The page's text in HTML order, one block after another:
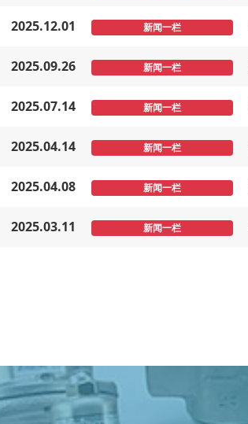
2025.12.01 新闻一栏
2025.09.26 新闻一栏
2025.07.14 新闻一栏
2025.04.14 新闻一栏
2025.04.08 新闻一栏
2025.03.11 新闻一栏